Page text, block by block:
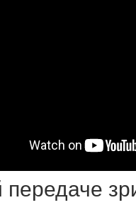
передаче